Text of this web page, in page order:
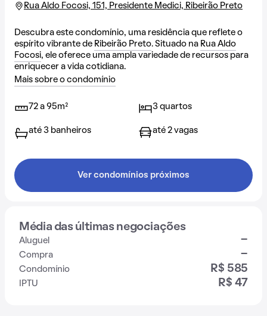
Rua Aldo Focosi, 151, Presidente Medici, Ribeirão Preto
Descubra este condomínio, uma residência que reflete o
espírito vibrante de Ribeirão Preto. Situado na Rua Aldo
Focosi, ele oferece uma ampla variedade de recursos para
enriquecer a vida cotidiana.
Mais sobre o condomínio
72 a 95m² 3 quartos
até 3 banheiros até 2 vagas
Ver condomínios próximos
Média das últimas negociações
Aluguel -
Compra -
Condomínio R$ 585
IPTU R$ 47